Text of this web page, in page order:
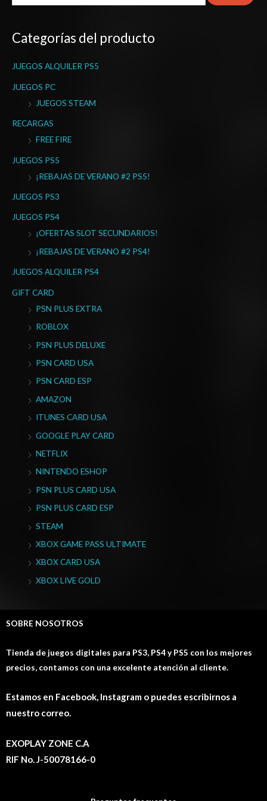
u
c
r
p
Categorías del producto
JUEGOS ALQUILER PS5
JUEGOS PC
JUEGOS STEAM
RECARGAS
FREE FIRE
JUEGOS PS5
¡REBAJAS DE VERANO #2 PS5!
JUEGOS PS3
JUEGOS PS4
¡OFERTAS SLOT SECUNDARIOS!
¡REBAJAS DE VERANO #2 PS4!
JUEGOS ALQUILER PS4
GIFT CARD
PSN PLUS EXTRA
ROBLOX
PSN PLUS DELUXE
PSN CARD USA
PSN CARD ESP
AMAZON
ITUNES CARD USA
GOOGLE PLAY CARD
NETFLIX
NINTENDO ESHOP
PSN PLUS CARD USA
PSN PLUS CARD ESP
STEAM
XBOX GAME PASS ULTIMATE
XBOX CARD USA
XBOX LIVE GOLD
SOBRE NOSOTROS
Tienda de juegos digitales para PS3, PS4 y PS5 con los mejores
precios, contamos con una excelente atención al cliente.
Estamos en Facebook, Instagram o puedes escribirnos a
nuestro correo.
EXOPLAY ZONE C.A
RIF No. J-50078166-0